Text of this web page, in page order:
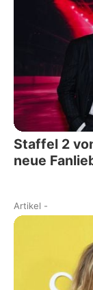
Staffel 2
neue
Artikel -